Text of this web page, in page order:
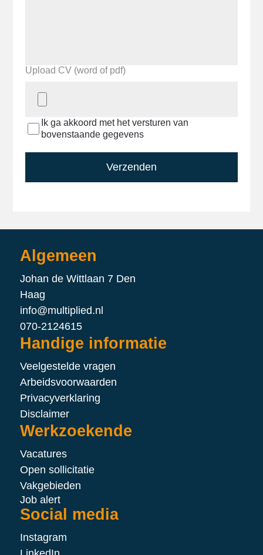
Upload CV (word of pdf)
Ik ga akkoord met het versturen van
bovenstaande gegevens
Verzenden
Algemeen
Johan de Wittlaan 7 Den
Haag
info@multiplied.nl
070-2124615
Handige informatie
Veelgestelde vragen
Arbeidsvoorwaarden
Privacyverklaring
Disclaimer
Werkzoekende
Vacatures
Open sollicitatie
Vakgebieden
Job alert
Social media
Instagram